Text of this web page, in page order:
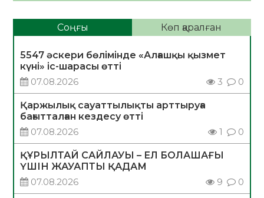
Соңғы Көп қаралған
5547 әскери бөлімінде «Алғашқы қызмет
күні» іс-шарасы өтті
07.08.2026
3 0
Қаржылық сауаттылықты арттыруға
бағытталған кездесу өтті
07.08.2026
1 0
ҚҰРЫЛТАЙ САЙЛАУЫ – ЕЛ БОЛАШАҒЫ
ҮШІН ЖАУАПТЫ ҚАДАМ
07.08.2026
9 0